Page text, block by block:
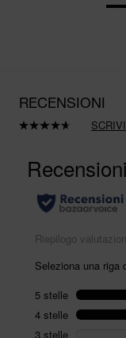
RECENSIONI
Leggi
Stesso
link
alla
pagina.